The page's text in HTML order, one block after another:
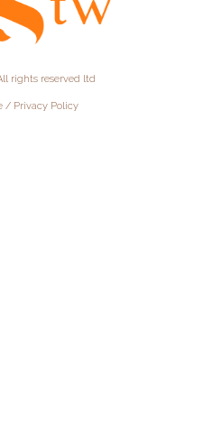
rights reserved ltd
/ Privacy Policy